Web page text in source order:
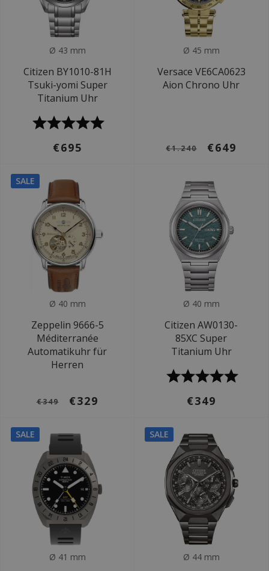
Ø 43 mm
Citizen BY1010-81H
Tsuki-yomi Super
Titanium Uhr
€695
Ø 45 mm
Versace VE6CA0623
Aion Chrono Uhr
€1.240 €649
SALE
Ø 40 mm
Zeppelin 9666-5
Méditerranée
Automatikuhr für
Herren
€349 €329
Ø 40 mm
Citizen AW0130-
85XC Super
Titanium Uhr
€349
SALE
Ø 41 mm
SALE
Ø 44 mm